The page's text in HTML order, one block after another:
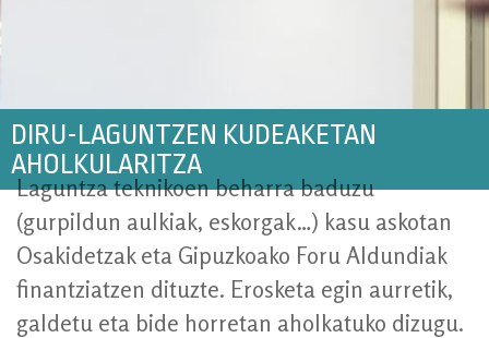
DIRU-LAGUNTZEN KUDEAKETAN
AHOLKULARITZA
Laguntza teknikoen beharra baduzu
(gurpildun aulkiak, eskorgak…) kasu askotan
Osakidetzak eta Gipuzkoako Foru Aldundiak
finantziatzen dituzte. Erosketa egin aurretik,
galdetu eta bide horretan aholkatuko dizugu.